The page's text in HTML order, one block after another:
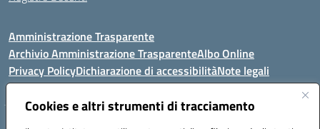
Cookies e altri strumenti di tracciamento
Amministrazione Trasparente
Archivio Amministrazione TrasparenteAlbo Online
Privacy PolicyDichiarazione di accessibilitàNote legali